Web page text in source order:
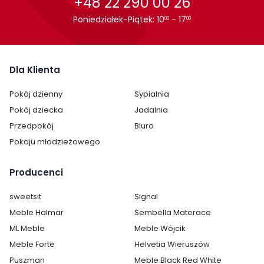
Cechy charakterystyczne
Szerokość: 90 cm
Wysokość: 75 cm
Poniedziałek-Piątek: 1000 - 1700
Dla Klienta
Pokój dzienny
Sypialnia
Pokój dziecka
Jadalnia
Przedpokój
Biuro
Pokoju młodzieżowego
Producenci
sweetsit
Signal
Meble Halmar
Sembella Materace
ML Meble
Meble Wójcik
Meble Forte
Helvetia Wieruszów
Puszman
Meble Black Red White